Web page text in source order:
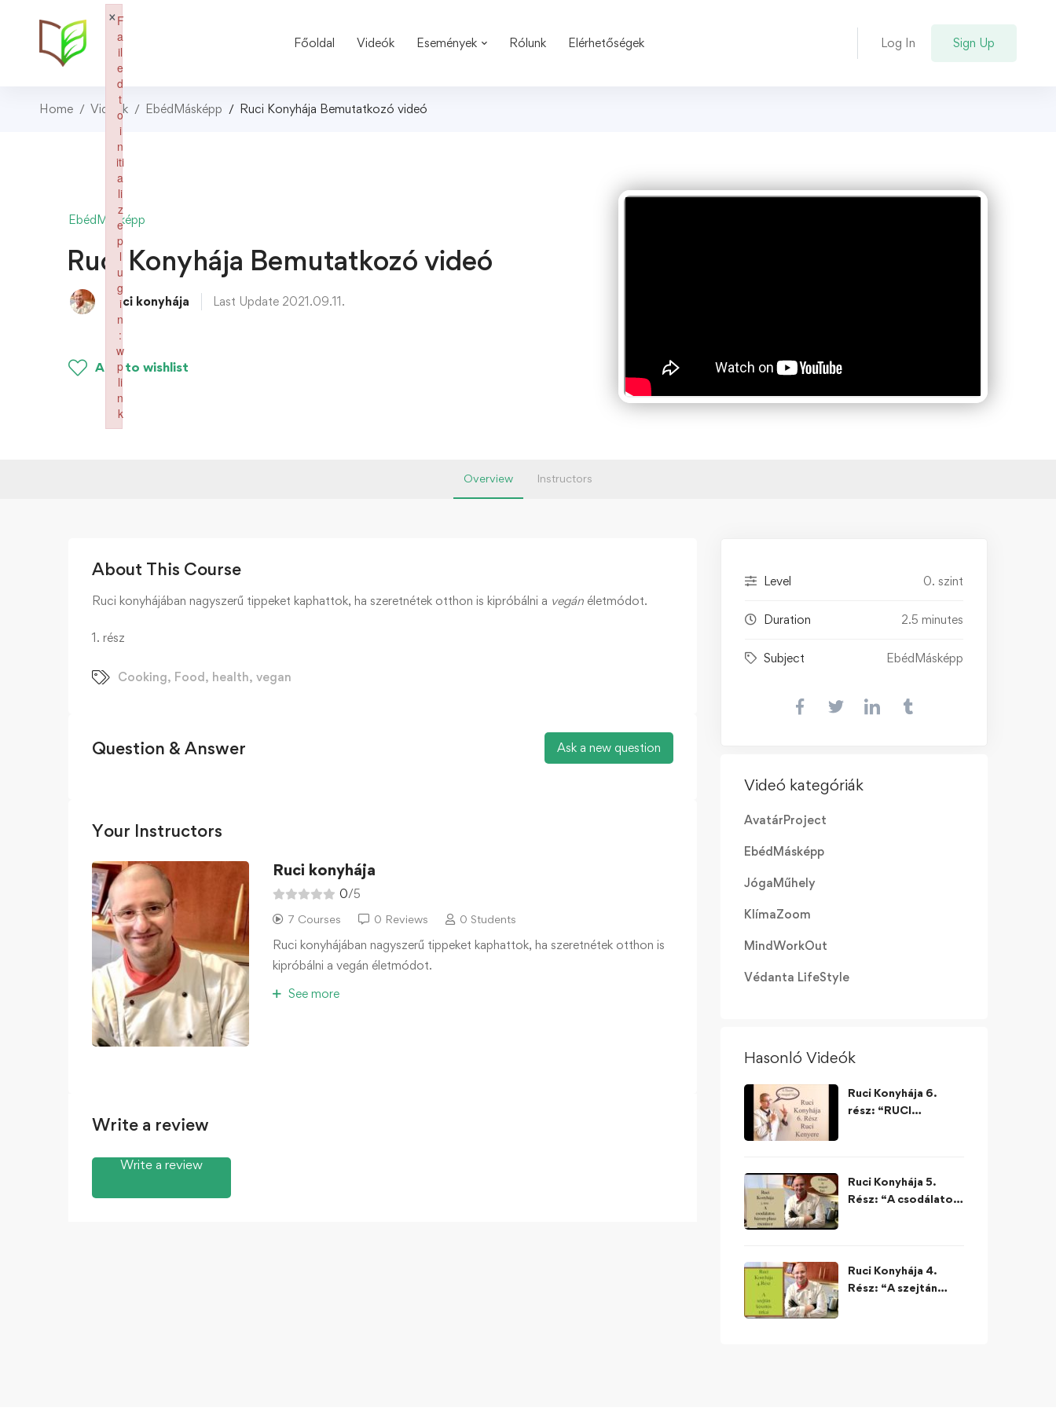
Főoldal Videók Események Rólunk Elérhetőségek Log In Sign Up
Home Videók EbédMásképp Ruci Konyhája Bemutatkozó videó
EbédMásképp
Ruci Konyhája Bemutatkozó videó
Ruci konyhája Last Update 2021.09.11.
Add to wishlist
Overview Instructors
About This Course
Ruci konyhájában nagyszerű tippeket kaphattok, ha szeretnétek otthon is kipróbálni a vegán életmódot.
1. rész
Cooking, Food, health, vegan
Question & Answer Ask a new question
Your Instructors
Ruci konyhája
0/5
7 Courses 0 Reviews 0 Students
Ruci konyhájában nagyszerű tippeket kaphattok, ha szeretnétek otthon is
kipróbálni a vegán életmódot.
See more
Write a review
Write a review
Level 0. szint
Duration 2.5 minutes
Subject EbédMásképp
Videó kategóriák
AvatárProject
EbédMásképp
JógaMűhely
KlímaZoom
MindWorkOut
Védanta LifeStyle
Hasonló Videók
Ruci Konyhája 6.
rész: “RUCI
Ruci Konyhája 5.
Rész: “A csodálatos
Ruci Konyhája 4.
Rész: “A szejtán
F
a
il
e
d
t
o
i
n
iti
a
li
z
e
p
l
u
g
i
n
:
w
p
li
n
k
×
Failed to initialize plugin: wplink